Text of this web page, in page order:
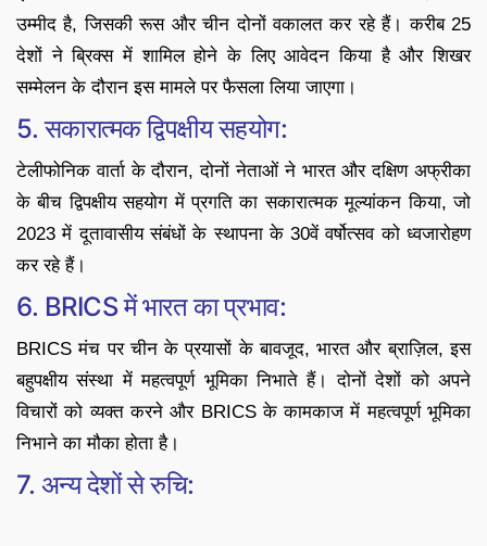
उम्मीद है, जिसकी रूस और चीन दोनों वकालत कर रहे हैं। करीब 25
देशों ने ब्रिक्स में शामिल होने के लिए आवेदन किया है और शिखर
सम्मेलन के दौरान इस मामले पर फैसला लिया जाएगा।
5. सकारात्मक द्विपक्षीय सहयोग:
टेलीफोनिक वार्ता के दौरान, दोनों नेताओं ने भारत और दक्षिण अफ्रीका
के बीच द्विपक्षीय सहयोग में प्रगति का सकारात्मक मूल्यांकन किया, जो
2023 में दूतावासीय संबंधों के स्थापना के 30वें वर्षोत्सव को ध्वजारोहण
कर रहे हैं।
6. BRICS में भारत का प्रभाव:
BRICS मंच पर चीन के प्रयासों के बावजूद, भारत और ब्राज़िल, इस
बहुपक्षीय संस्था में महत्वपूर्ण भूमिका निभाते हैं। दोनों देशों को अपने
विचारों को व्यक्त करने और BRICS के कामकाज में महत्वपूर्ण भूमिका
निभाने का मौका होता है।
7. अन्य देशों से रुचि: